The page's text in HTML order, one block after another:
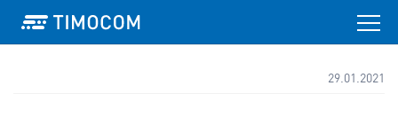
29.01.2021